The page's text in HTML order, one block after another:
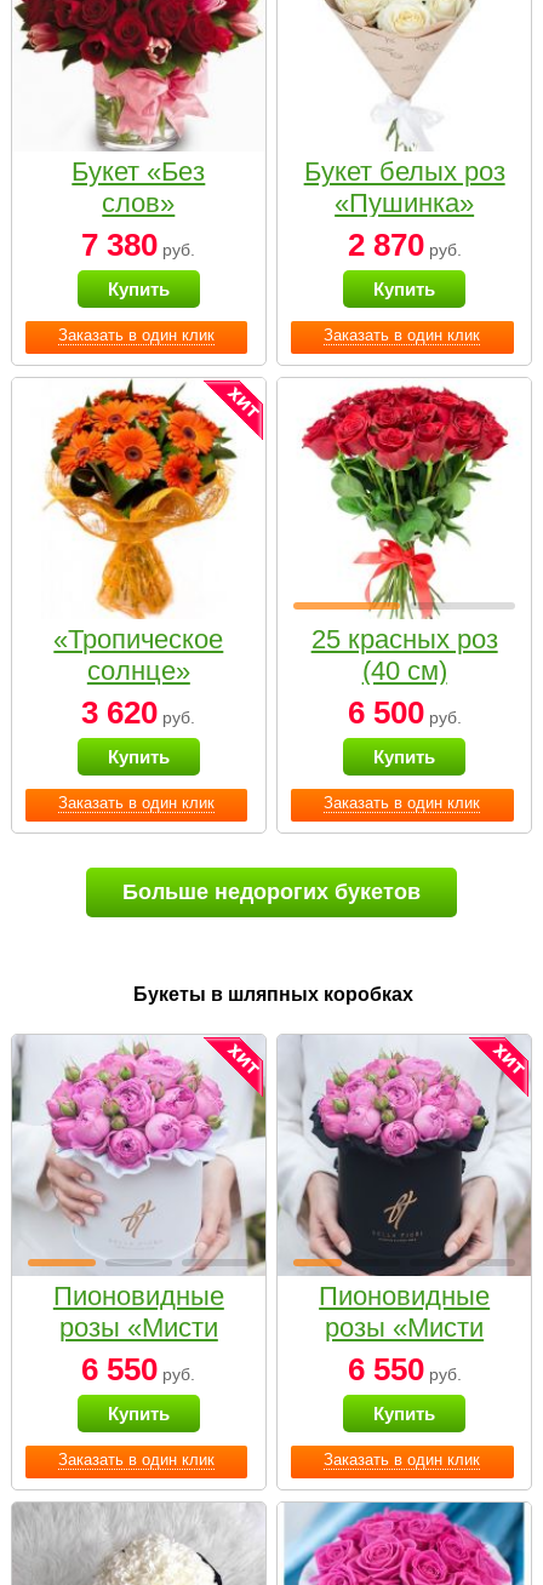
Заказать в один клик
Букет «Без
слов»
7 380 руб.
Купить
Заказать в один клик
Букет белых роз
«Пушинка»
2 870руб.
Купить
Заказать в один клик
«Тропическое
солнце»
3 620 руб.
Купить
Заказать в один клик
25 красных роз
(40 см)
6 500руб.
Купить
Больше недорогих букетов
Букеты в шляпных коробках
Заказать в один клик
Пионовидные
розы «Мисти
бабблс» в белой
коробке Small
6 550 руб.
Купить
Заказать в один клик
Пионовидные
розы «Мисти
бабблс» в
черной коробке
Small
6 550руб.
Купить